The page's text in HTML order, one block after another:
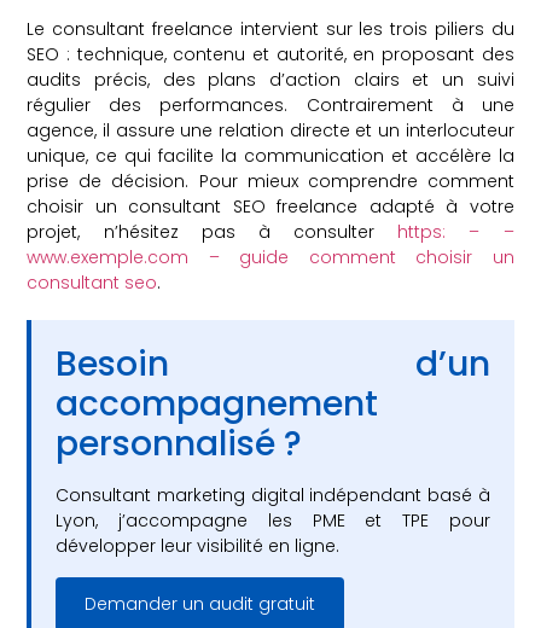
Le consultant freelance intervient sur les trois piliers du
SEO : technique, contenu et autorité, en proposant des
audits précis, des plans d’action clairs et un suivi
régulier des performances. Contrairement à une
agence, il assure une relation directe et un interlocuteur
unique, ce qui facilite la communication et accélère la
prise de décision. Pour mieux comprendre comment
choisir un consultant SEO freelance adapté à votre
projet, n’hésitez pas à consulter https: – –
www.exemple.com – guide comment choisir un
consultant seo.
Besoin d’un
accompagnement
personnalisé ?
Consultant marketing digital indépendant basé à
Lyon, j’accompagne les PME et TPE pour
développer leur visibilité en ligne.
Demander un audit gratuit